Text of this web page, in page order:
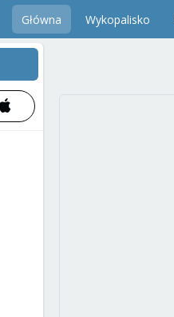
Główna Wykopalisko